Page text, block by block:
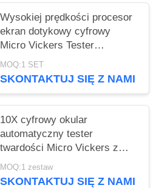
Wysokiej prędkości procesor
ekran dotykowy cyfrowy
Micro Vickers Tester
twardości HVS-1000Z
MOQ:1 SET
SKONTAKTUJ SIĘ Z NAMI
10X cyfrowy okular
automatyczny tester
twardości Micro Vickers z
maksymalną siłą 1Kgf
MOQ:1 zestaw
SKONTAKTUJ SIĘ Z NAMI